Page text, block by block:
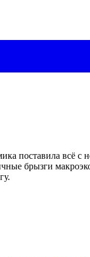
поставила всё с
брызги